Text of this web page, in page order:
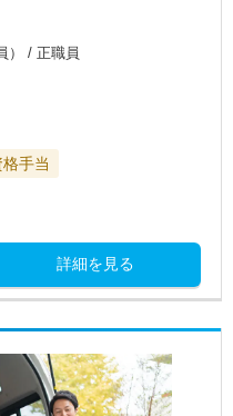
） / 正職員
格手当
詳細を見る